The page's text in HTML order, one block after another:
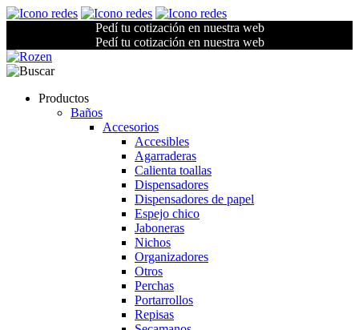
Pedí tu cotización en nuestra web
Pedí tu cotización en nuestra web
Productos
Baños
Accesorios
Accesibles
Agarraderas
Calienta toallas
Dispensadores
Dispensadores de papel
Espejo chico
Jaboneras
Nichos
Organizadores
Otros
Perchas
Portarrollos
Repisas